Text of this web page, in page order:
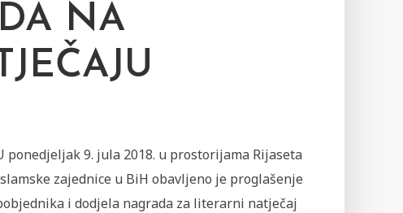
NA
ponedjeljak 9. jula 2018. u prostorijama Rijaseta
zajednice u BiH obavljeno je proglašenje
i dodjela nagrada za literarni natječaj